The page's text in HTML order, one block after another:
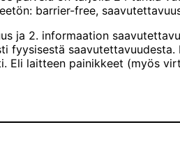
barrier-free,
ja 2. informaation
laitteen painikkeet (myös